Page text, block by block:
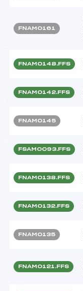
FNAM0161
FNAM0148.FFS
FNAM0142.FFS
FNAM0145
FSAM0093.FFS
FNAM0138.FFS
FNAM0132.FFS
FNAM0135
FNAM0121.FFS